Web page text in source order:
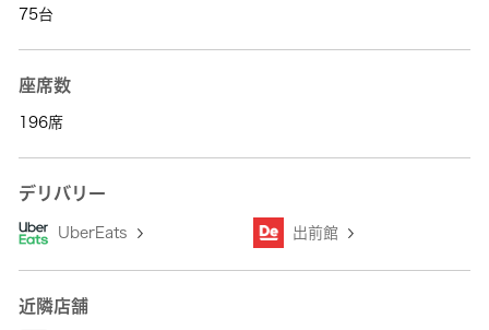
75台
座席数
196席
デリバリー
UberEats 出前館
近隣店舗